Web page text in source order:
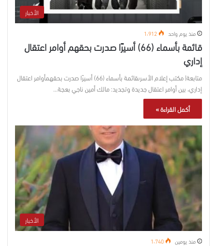
الأخبار
منذ يوم واحد 1٬912
قائمة بأسماء (66) أسيرًا صدرت بحقهم أوامر اعتقال
إداري
متابعة| مكتب إعلام الأسرىقائمة بأسماء (66) أسيرًا صدرت بحقهمأوامر اعتقال
إداري، بين أوامر اعتقال جديدة وتجديد: مالك أمين ناجي بعجة…
أكمل القراءة »
الأخبار
منذ يومين 1٬740